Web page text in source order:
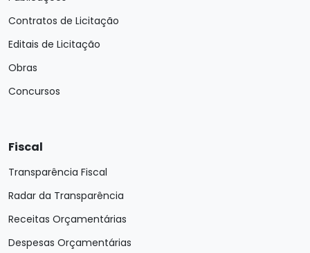
Contratos de Licitação
Editais de Licitação
Obras
Concursos
Fiscal
Transparência Fiscal
Radar da Transparência
Receitas Orçamentárias
Despesas Orçamentárias